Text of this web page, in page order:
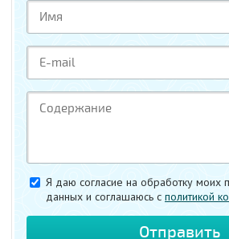
Я даю согласие на обработку моих
данных и соглашаюсь c политикой